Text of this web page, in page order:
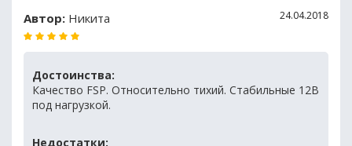
Автор: Никита 24.04.2018
Достоинства:
Качество FSP. Относительно тихий. Стабильные 12В
под нагрузкой.
Недостатки: